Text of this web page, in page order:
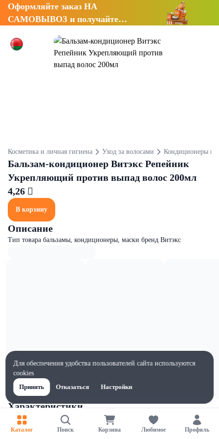
Оформляйте заказ НА
САМОВЫВОЗ и получайте
Косметика и личная гигиена Уход за волосами Кондиционеры и
Бальзам-кондиционер Витэкс Репейник
Укрепляющий против выпад волос 200мл
4,26 
В корзину
Описание
Тип товара бальзамы, кондиционеры, маски бренд Витэкс
Характеристики
Ширина, мм
75
Каталог Поиск Корзина Любимое Профиль
Для обеспечения удобства пользователей сайта используются
cookies
Принять
Отказаться Настройки